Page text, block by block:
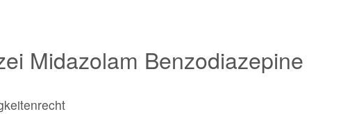
Midazolam Benzodiazepine